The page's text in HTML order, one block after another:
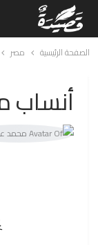
الصفحة الرئيسية مصر
أنساب